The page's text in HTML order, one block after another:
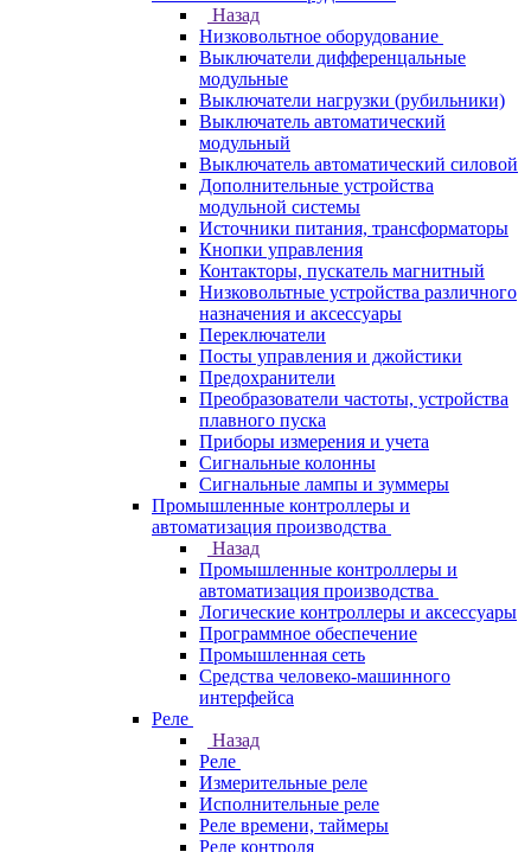
Назад
Низковольтное оборудование
Выключатели дифференцальные
модульные
Выключатели нагрузки (рубильники)
Выключатель автоматический
модульный
Выключатель автоматический силовой
Дополнительные устройства
модульной системы
Источники питания, трансформаторы
Кнопки управления
Контакторы, пускатель магнитный
Низковольтные устройства различного
назначения и аксессуары
Переключатели
Посты управления и джойстики
Предохранители
Преобразователи частоты, устройства
плавного пуска
Приборы измерения и учета
Сигнальные колонны
Сигнальные лампы и зуммеры
Промышленные контроллеры и
автоматизация производства
Назад
Промышленные контроллеры и
автоматизация производства
Логические контроллеры и аксессуары
Программное обеспечение
Промышленная сеть
Средства человеко-машинного
интерфейса
Реле
Назад
Реле
Измерительные реле
Исполнительные реле
Реле времени, таймеры
Реле контроля